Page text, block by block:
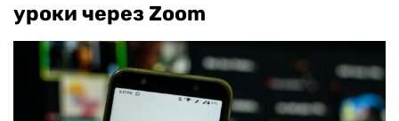
уроки через Zoom